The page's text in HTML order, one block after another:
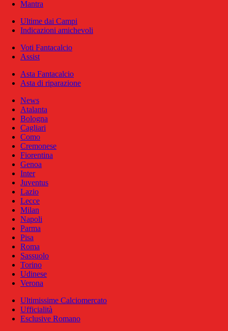
Mantra
Ultime dai Campi
Indicazioni amichevoli
Voti Fantacalcio
Assist
Asta Fantacalcio
Asta di riparazione
News
Atalanta
Bologna
Cagliari
Como
Cremonese
Fiorentina
Genoa
Inter
Juventus
Lazio
Lecce
Milan
Napoli
Parma
Pisa
Roma
Sassuolo
Torino
Udinese
Verona
Ultimissime Calciomercato
Ufficialità
Esclusive Romano